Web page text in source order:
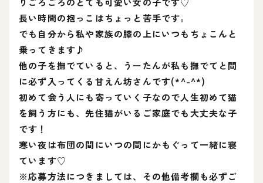
長い時間の抱っこはちょっと苦手です。
でも自分から私や家族の膝の上にいつもちょこんと
乗ってきます♪
他の子を撫でていると、うーたんが私も撫でてと間
に必ず入ってくる甘えん坊さんです(*^-^*)
初めて会う人にも寄っていく子なので人生初めて猫
を飼う方にも、先住猫がいるご家庭でも大丈夫な子
です！
寒い夜は布団の間にいつの間にかもぐって一緒に寝
ています♡
※応募方法につきましては、その他備考欄も必ずご